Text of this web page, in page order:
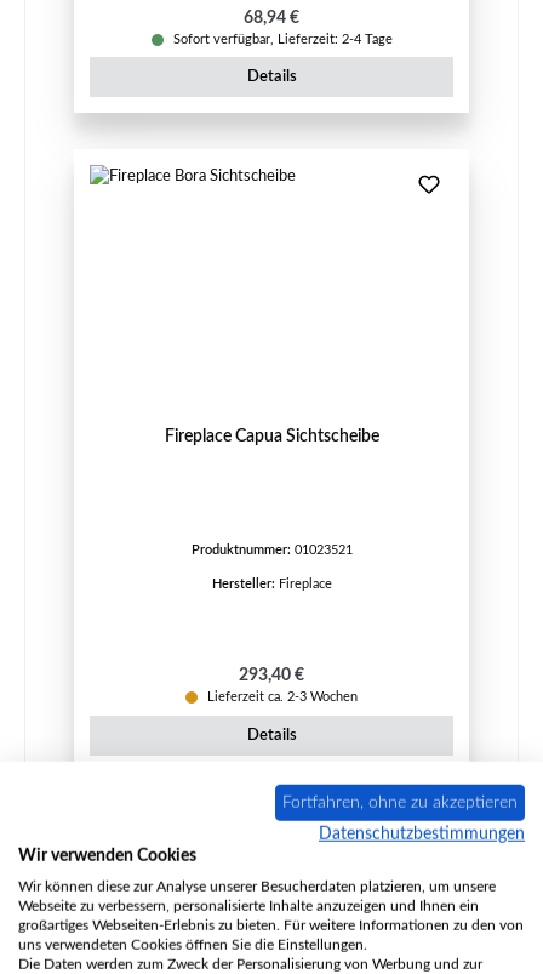
Regulärer Preis:
68,94 €
Sofort verfügbar, Lieferzeit: 2-4 Tage
Details
Fireplace Capua Sichtscheibe
Produktnummer: 01023521
Hersteller: Fireplace
Regulärer Preis:
293,40 €
Lieferzeit ca. 2-3 Wochen
Details
Fortfahren, ohne zu akzeptieren
Datenschutzbestimmungen
Wir verwenden Cookies
Wir können diese zur Analyse unserer Besucherdaten platzieren, um unsere
Webseite zu verbessern, personalisierte Inhalte anzuzeigen und Ihnen ein
großartiges Webseiten-Erlebnis zu bieten. Für weitere Informationen zu den von
uns verwendeten Cookies öffnen Sie die Einstellungen.
Die Daten werden zum Zweck der Personalisierung von Werbung und zur